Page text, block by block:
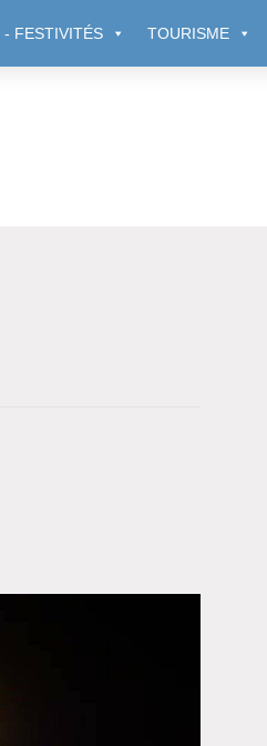
FESTIVITÉS TOURISME